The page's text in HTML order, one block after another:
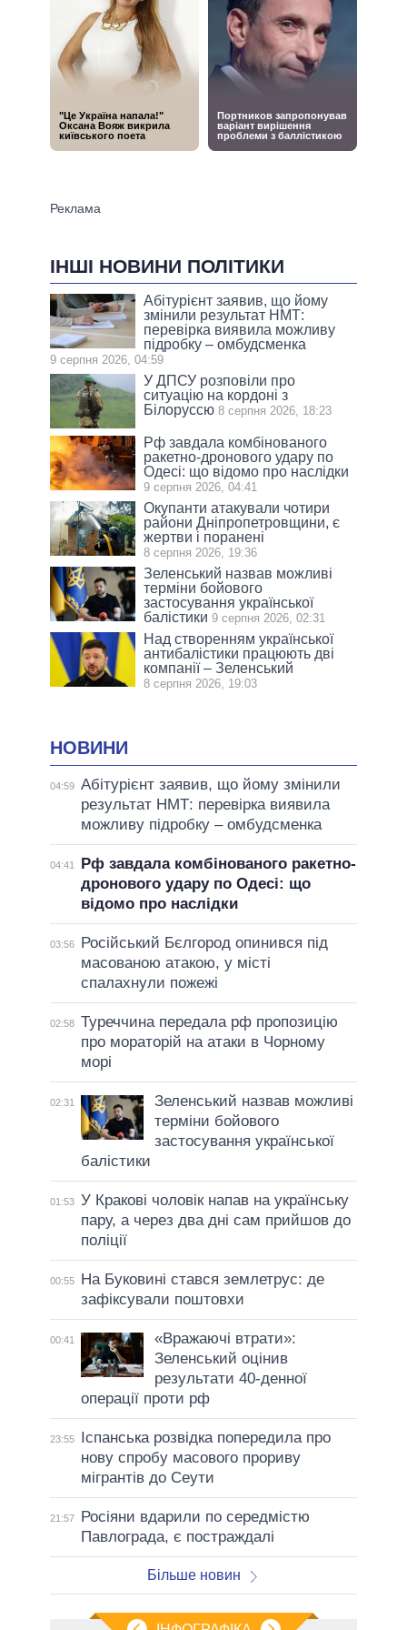
ІНШІ НОВИНИ ПОЛІТИКИ
Абітурієнт заявив, що йому
змінили результат НМТ:
перевірка виявила можливу
підробку – омбудсменка
9 серпня 2026, 04:59
У ДПСУ розповіли про
ситуацію на кордоні з
Білоруссю 8 серпня 2026, 18:23
Рф завдала комбінованого
ракетно-дронового удару по
Одесі: що відомо про наслідки
9 серпня 2026, 04:41
Окупанти атакували чотири
райони Дніпропетровщини, є
жертви і поранені
8 серпня 2026, 19:36
Зеленський назвав можливі
терміни бойового
застосування української
балістики 9 серпня 2026, 02:31
Над створенням української
антибалістики працюють дві
компанії – Зеленський
8 серпня 2026, 19:03
НОВИНИ
04:59 Абітурієнт заявив, що йому змінили
результат НМТ: перевірка виявила
можливу підробку – омбудсменка
04:41
Рф завдала комбінованого ракетно-
дронового удару по Одесі: що
відомо про наслідки
03:56
Російський Бєлгород опинився під
масованою атакою, у місті
спалахнули пожежі
02:58 Туреччина передала рф пропозицію
про мораторій на атаки в Чорному
морі
02:31
Зеленський назвав можливі
терміни бойового
застосування української
балістики
01:53 У Кракові чоловік напав на українську
пару, а через два дні сам прийшов до
поліції
00:55
На Буковині стався землетрус: де
зафіксували поштовхи
00:41
«Вражаючі втрати»:
Зеленський оцінив
результати 40-денної
операції проти рф
23:55
Іспанська розвідка попередила про
нову спробу масового прориву
мігрантів до Сеути
21:57
Росіяни вдарили по середмістю
Павлограда, є постраждалі
Більше новин